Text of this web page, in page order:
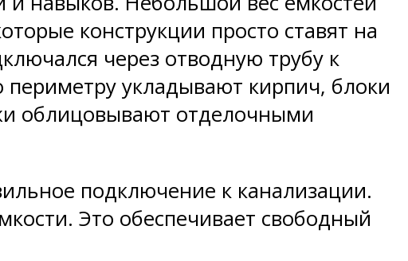
конструкции просто ставят на
через отводную трубу к
укладывают кирпич, блоки
облицовывают отделочными
подключение к канализации.
Это обеспечивает свободный